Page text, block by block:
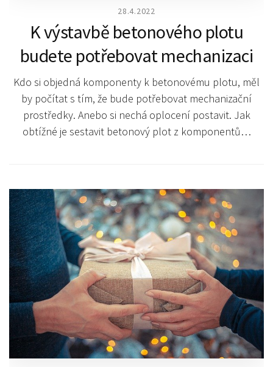
28.4.2022
K výstavbě betonového plotu
budete potřebovat mechanizaci
Kdo si objedná komponenty k betonovému plotu, měl
by počítat s tím, že bude potřebovat mechanizační
prostředky. Anebo si nechá oplocení postavit. Jak
obtížné je sestavit betonový plot z komponentů…